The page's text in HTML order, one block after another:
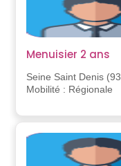
Menuisier 2 ans
Seine Saint Denis
Mobilité : Régionale